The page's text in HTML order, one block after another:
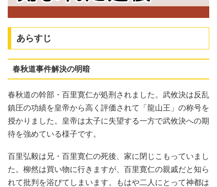
あらすじ
春秋道事件解決の明暗
春秋道の幹部・百里寛仁が処刑されました。武攸決は反乱
鎮圧の功績を皇帝から高く評価されて「龍山王」の称号を
授かりました。皇帝は太子に失望する一方で武攸決への期
待を強めている様子です。
百里弘毅は兄・百里寛仁の死後、家に閉じこもっていまし
た。柳然は買い物に行きますが、百里寛仁の親戚だと知ら
れて批判を浴びてしまいます。もはや二人にとって神都は